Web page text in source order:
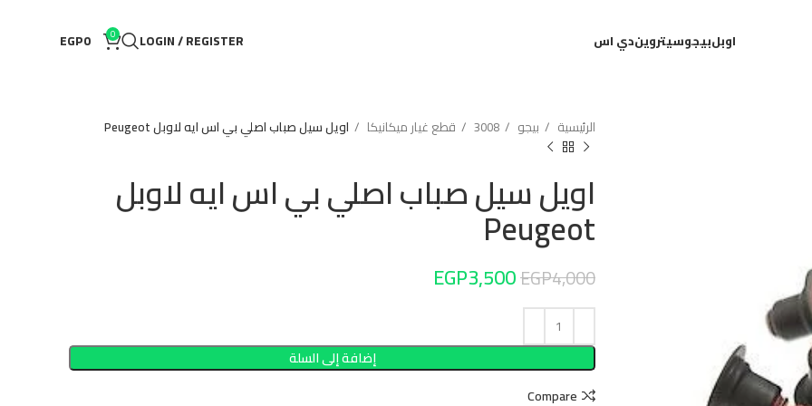
اوبلبيجوسيترويندي اس LOGIN / REGISTER
0
EGP
الرئيسية بيجو 3008 قطع غيار ميكانيكا اويل سيل صباب اصلي بي اس ايه لاوبل Peugeot
اويل سيل صباب اصلي بي اس ايه لاوبل
Peugeot
EGP4,000
EGP3,500
إضافة إلى السلة
Compare